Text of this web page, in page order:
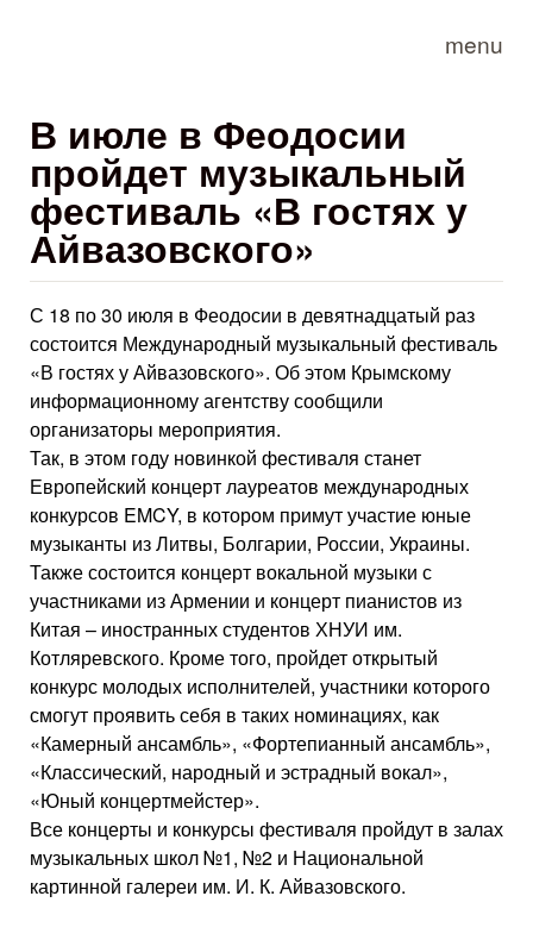
menu
В июле в Феодосии
пройдет музыкальный
фестиваль «В гостях у
Айвазовского»
С 18 по 30 июля в Феодосии в девятнадцатый раз
состоится Международный музыкальный фестиваль
«В гостях у Айвазовского». Об этом Крымскому
информационному агентству сообщили
организаторы мероприятия.
Так, в этом году новинкой фестиваля станет
Европейский концерт лауреатов международных
конкурсов EMCY, в котором примут участие юные
музыканты из Литвы, Болгарии, России, Украины.
Также состоится концерт вокальной музыки с
участниками из Армении и концерт пианистов из
Китая – иностранных студентов ХНУИ им.
Котляревского. Кроме того, пройдет открытый
конкурс молодых исполнителей, участники которого
смогут проявить себя в таких номинациях, как
«Камерный ансамбль», «Фортепианный ансамбль»,
«Классический, народный и эстрадный вокал»,
«Юный концертмейстер».
Все концерты и конкурсы фестиваля пройдут в залах
музыкальных школ №1, №2 и Национальной
картинной галереи им. И. К. Айвазовского.